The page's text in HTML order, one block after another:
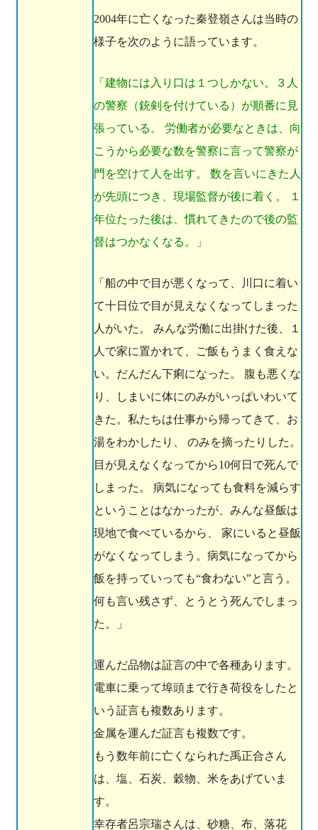
2004年に亡くなった秦登嶺さんは当時の
様子を次のように語っています。
「建物には入り口は１つしかない。３人
の警察（銃剣を付けている）が順番に見
張っている。 労働者が必要なときは、向
こうから必要な数を警察に言って警察が
門を空けて人を出す。 数を言いにきた人
が先頭につき、現場監督が後に着く。 １
年位たった後は、慣れてきたので後の監
督はつかなくなる。」
「船の中で目が悪くなって、川口に着い
て十日位で目が見えなくなってしまった
人がいた。 みんな労働に出掛けた後、１
人で家に置かれて、ご飯もうまく食えな
い。だんだん下痢になった。 腹も悪くな
り、しまいに体にのみがいっぱいわいて
きた。私たちは仕事から帰ってきて、お
湯をわかしたり、 のみを摘ったりした。
目が見えなくなってから10何日で死んで
しまった。 病気になっても食料を減らす
ということはなかったが、みんな昼飯は
現地で食べているから、 家にいると昼飯
がなくなってしまう。病気になってから
飯を持っていっても“食わない”と言う。
何も言い残さず、とうとう死んでしまっ
た。」
運んだ品物は証言の中で各種あります。
電車に乗って埠頭まで行き荷役をしたと
いう証言も複数あります。
金属を運んだ証言も複数です。
もう数年前に亡くなられた禹正合さん
は、塩、石炭、穀物、米をあげていま
す。
幸存者呂宗瑞さんは、砂糖、布、落花